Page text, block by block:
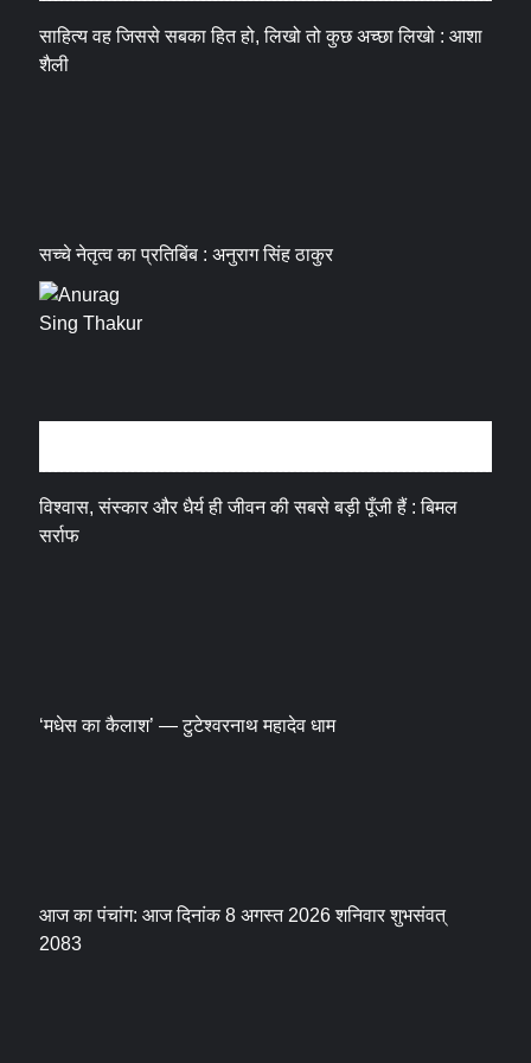
साहित्य वह जिससे सबका हित हो, लिखो तो कुछ अच्छा लिखो : आशा
शैली
सच्चे नेतृत्व का प्रतिबिंब : अनुराग सिंह ठाकुर
विश्वास, संस्कार और धैर्य ही जीवन की सबसे बड़ी पूँजी हैं : बिमल
सर्राफ
‘मधेस का कैलाश’ — टुटेश्वरनाथ महादेव धाम
आज का पंचांग: आज दिनांक 8 अगस्त 2026 शनिवार शुभसंवत्
2083